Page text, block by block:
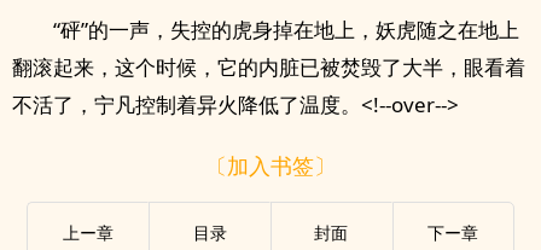
“砰”的一声，失控的虎身掉在地上，妖虎随之在地上
翻滚起来，这个时候，它的内脏已被焚毁了大半，眼看着
不活了，宁凡控制着异火降低了温度。<!--over-->
〔加入书签〕
上ー章 目录 封面 下ー章